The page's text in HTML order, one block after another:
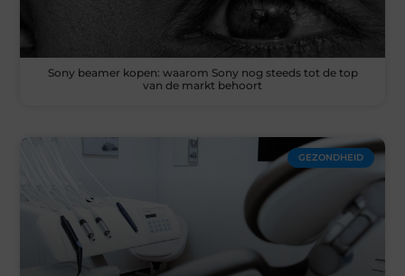
Sony beamer kopen: waarom Sony nog steeds tot de top
van de markt behoort
GEZONDHEID